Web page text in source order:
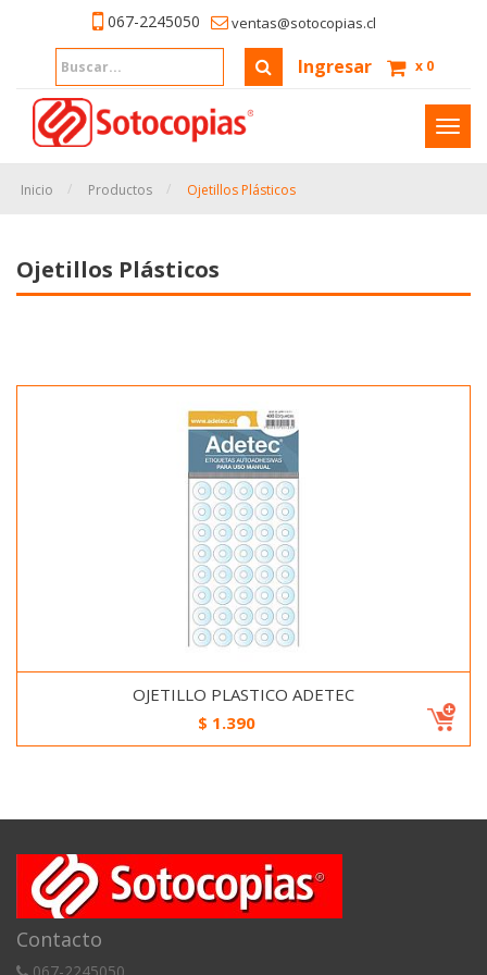
067-2245050 ventas@sotocopias.cl
Ingresar x 0
Inicio Productos Ojetillos Plásticos
Ojetillos Plásticos
OJETILLO PLASTICO ADETEC
$ 1.390
Contacto